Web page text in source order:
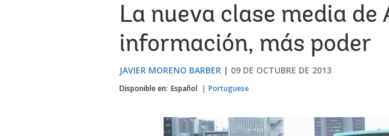
La nueva clase media
información, más poder
JAVIER MORENO BARBER 09 DE OCTUBRE DE 2013
Disponible en: Español Portuguese